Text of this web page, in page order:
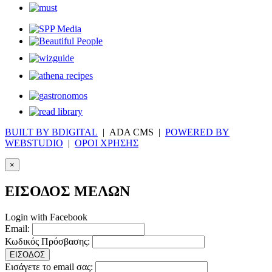
BUILT BY BDIGITAL | ADA CMS | POWERED BY
WEBSTUDIO | ΟΡΟΙ ΧΡΗΣΗΣ
×
ΕΙΣΟΔΟΣ ΜΕΛΩΝ
Login with Facebook
Email:
Κωδικός Πρόσβασης:
ΕΙΣΟΔΟΣ
Εισάγετε το email σας: